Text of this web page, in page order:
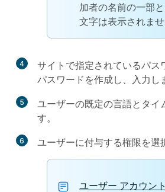
加者の名前の一部
文字は表示されませ
4
サイトで指定されているパス
パスワードを作成し、入力し
5
ユーザーの既定の言語とタイ
す。
6 ユーザーに付与する権限を選
ユーザー アカウン